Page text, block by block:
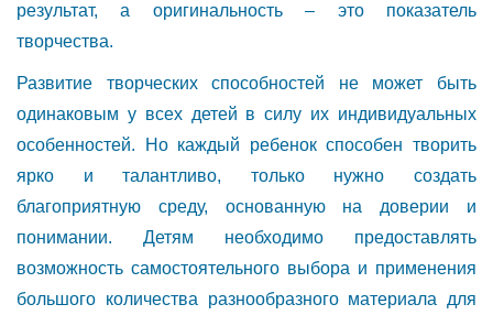
результат, а оригинальность – это показатель
творчества.
Развитие творческих способностей не может быть
одинаковым у всех детей в силу их индивидуальных
особенностей. Но каждый ребенок способен творить
ярко и талантливо, только нужно создать
благоприятную среду, основанную на доверии и
понимании. Детям необходимо предоставлять
возможность самостоятельного выбора и применения
большого количества разнообразного материала для